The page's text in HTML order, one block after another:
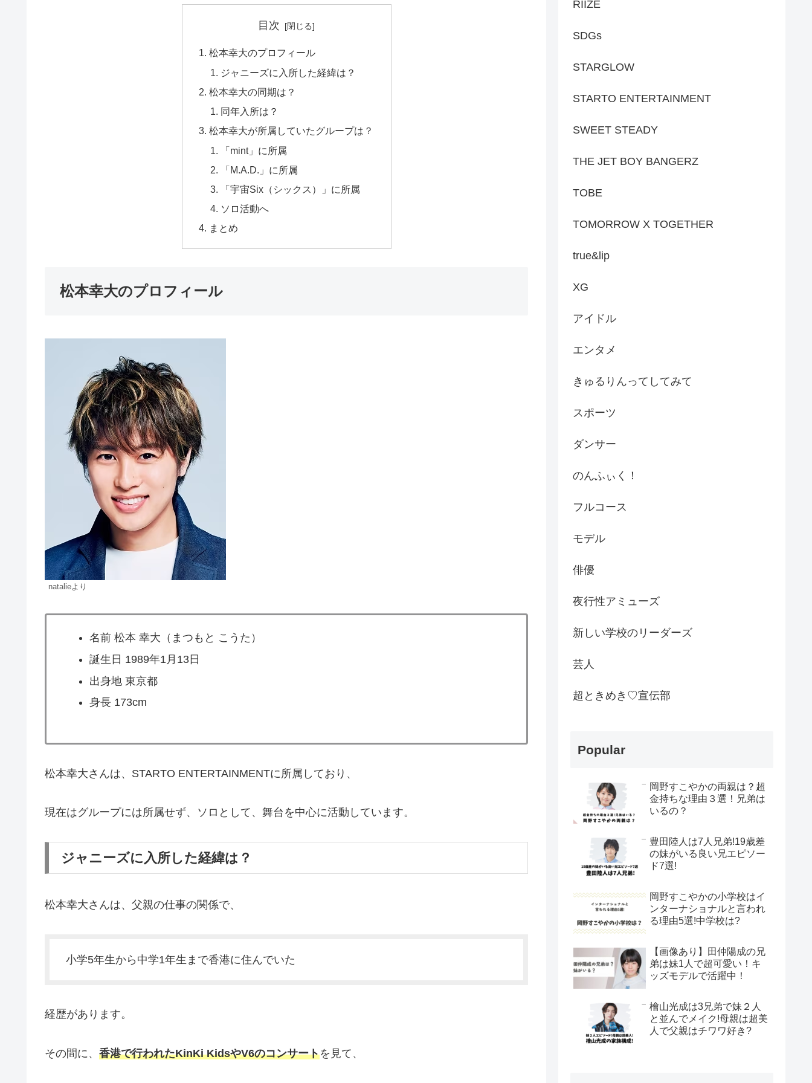
目次
松本幸大のプロフィール
ジャニーズに入所した経緯は？
松本幸大の同期は？
同年入所は？
松本幸大が所属していたグループは？
「mint」に所属
「M.A.D.」に所属
「宇宙Six（シックス）」に所属
ソロ活動へ
まとめ
松本幸大のプロフィール
natalieより
名前 松本 幸大（まつもと こうた）
誕生日 1989年1月13日
出身地 東京都
身長 173cm
松本幸大さんは、STARTO ENTERTAINMENTに所属しており、
現在はグループには所属せず、ソロとして、舞台を中心に活動しています。
ジャニーズに入所した経緯は？
松本幸大さんは、父親の仕事の関係で、
小学5年生から中学1年生まで香港に住んでいた
経歴があります。
その間に、 香港で行われたKinKi KidsやV6のコンサートを見て、
RIIZE
SDGs
STARGLOW
STARTO ENTERTAINMENT
SWEET STEADY
THE JET BOY BANGERZ
TOBE
TOMORROW X TOGETHER
true&lip
XG
アイドル
エンタメ
きゅるりんってしてみて
スポーツ
ダンサー
のんふぃく！
フルコース
モデル
俳優
夜行性アミューズ
新しい学校のリーダーズ
芸人
超ときめき♡宣伝部
Popular
岡野すこやかの両親は？超
金持ちな理由３選！兄弟は
いるの？
豊田陸人は7人兄弟!19歳差
の妹がいる良い兄エピソー
ド7選!
岡野すこやかの小学校はイ
ンターナショナルと言われ
る理由5選!中学校は?
【画像あり】田仲陽成の兄
弟は妹1人で超可愛い！キ
ッズモデルで活躍中！
檜山光成は3兄弟で妹２人
と並んでメイク!母親は超美
人で父親はチワワ好き?